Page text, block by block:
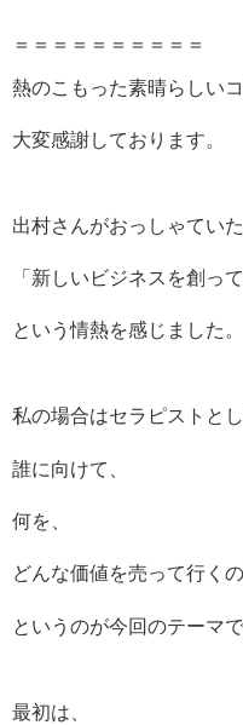
＝＝＝＝＝＝＝＝＝＝
熱のこもった素晴らしい
大変感謝しております。
出村さんがおっしゃていた
「新しいビジネスを創って
という情熱を感じました。
私の場合はセラピストと
誰に向けて、
何を、
どんな価値を売って行くの
というのが今回のテーマで
最初は、